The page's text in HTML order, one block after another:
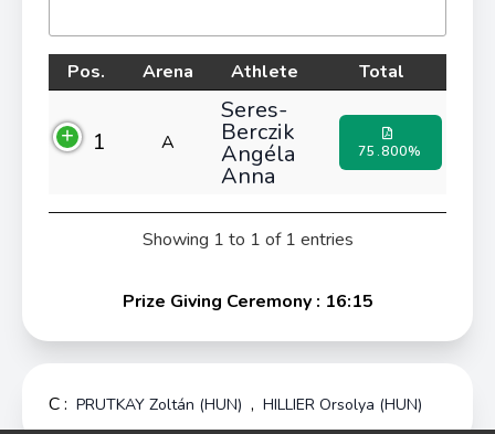
Pos. Arena Athlete Total
1 A
Seres-
Berczik
Angéla
Anna
75.800%
Showing 1 to 1 of 1 entries
Prize Giving Ceremony : 16:15
C : PRUTKAY Zoltán (HUN) , HILLIER Orsolya (HUN)